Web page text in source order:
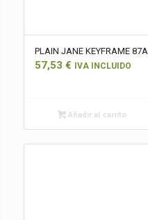
PLAIN JANE KEYFRAME 87A
57,53 € IVA INCLUIDO
Añadir al carrito